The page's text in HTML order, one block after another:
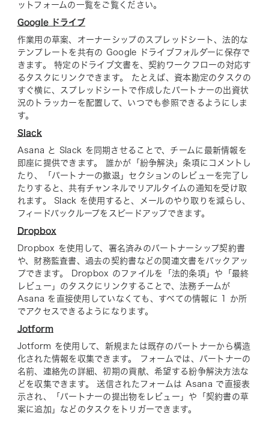
ットフォームの一覧をご覧ください。
Google ドライブ
作業用の草案、オーナーシップのスプレッドシート、法的な
テンプレートを共有の Google ドライブフォルダーに保存で
きます。 特定のドライブ文書を、契約ワークフローの対応す
るタスクにリンクできます。 たとえば、資本勘定のタスクの
すぐ横に、スプレッドシートで作成したパートナーの出資状
況のトラッカーを配置して、いつでも参照できるようにしま
す。
Slack
Asana と Slack を同期させることで、チームに最新情報を
即座に提供できます。 誰かが「紛争解決」条項にコメントし
たり、「パートナーの撤退」セクションのレビューを完了し
たりすると、共有チャンネルでリアルタイムの通知を受け取
れます。 Slack を使用すると、メールのやり取りを減らし、
フィードバックループをスピードアップできます。
Dropbox
Dropbox を使用して、署名済みのパートナーシップ契約書
や、財務監査書、過去の契約書などの関連文書をバックアッ
プできます。 Dropbox のファイルを「法的条項」や「最終
レビュー」のタスクにリンクすることで、法務チームが
Asana を直接使用していなくても、すべての情報に 1 か所
でアクセスできるようになります。
Jotform
Jotform を使用して、新規または既存のパートナーから構造
化された情報を収集できます。 フォームでは、パートナーの
名前、連絡先の詳細、初期の貢献、希望する紛争解決方法な
どを収集できます。 送信されたフォームは Asana で直接表
示され、「パートナーの提出物をレビュー」や「契約書の草
案に追加」などのタスクをトリガーできます。